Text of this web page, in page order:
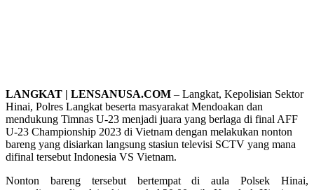
LANGKAT | LENSANUSA.COM – Langkat, Kepolisian Sektor
Hinai, Polres Langkat beserta masyarakat Mendoakan dan
mendukung Timnas U-23 menjadi juara yang berlaga di final AFF
U-23 Championship 2023 di Vietnam dengan melakukan nonton
bareng yang disiarkan langsung stasiun televisi SCTV yang mana
difinal tersebut Indonesia VS Vietnam.
Nonton bareng tersebut bertempat di aula Polsek Hinai,